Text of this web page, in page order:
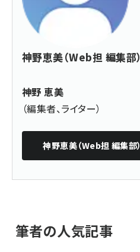
神野恵美（Web担 編集部）
神野 恵美
（編集者、ライター）
神野恵美（Web担 編集部）
筆者の人気記事